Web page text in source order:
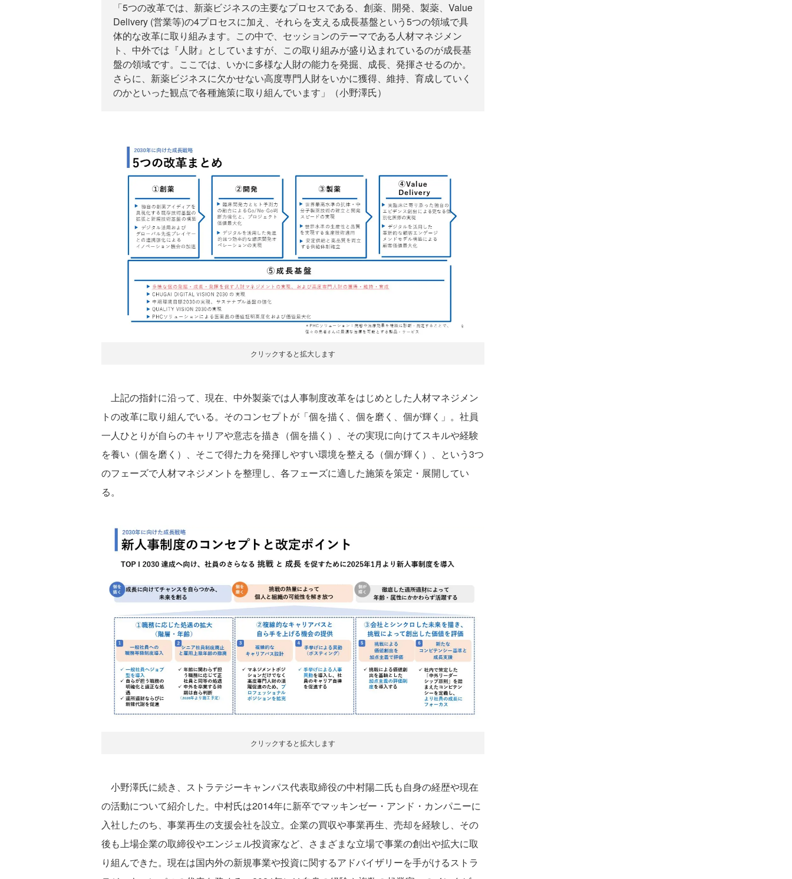
「5つの改革では、新薬ビジネスの主要なプロセスである、創薬、開発、製薬、Value
Delivery (営業等)の4プロセスに加え、それらを支える成長基盤という5つの領域で具
体的な改革に取り組みます。この中で、セッションのテーマである人材マネジメン
ト、中外では『人財』としていますが、この取り組みが盛り込まれているのが成長基
盤の領域です。ここでは、いかに多様な人財の能力を発掘、成長、発揮させるのか。
さらに、新薬ビジネスに欠かせない高度専門人財をいかに獲得、維持、育成していく
のかといった観点で各種施策に取り組んでいます」（小野澤氏）
クリックすると拡大します
上記の指針に沿って、現在、中外製薬では人事制度改革をはじめとした人材マネジメン
トの改革に取り組んでいる。そのコンセプトが「個を描く、個を磨く、個が輝く」。社員
一人ひとりが自らのキャリアや意志を描き（個を描く）、その実現に向けてスキルや経験
を養い（個を磨く）、そこで得た力を発揮しやすい環境を整える（個が輝く）、という3つ
のフェーズで人材マネジメントを整理し、各フェーズに適した施策を策定・展開してい
る。
クリックすると拡大します
小野澤氏に続き、ストラテジーキャンパス代表取締役の中村陽二氏も自身の経歴や現在
の活動について紹介した。中村氏は2014年に新卒でマッキンゼー・アンド・カンパニーに
入社したのち、事業再生の支援会社を設立。企業の買収や事業再生、売却を経験し、その
後も上場企業の取締役やエンジェル投資家など、さまざまな立場で事業の創出や拡大に取
り組んできた。現在は国内外の新規事業や投資に関するアドバイザリーを手がけるストラ